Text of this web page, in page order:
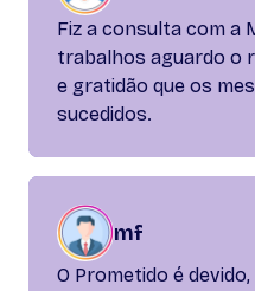
Fiz a consulta com a
trabalhos aguardo o
e gratidão que os
sucedidos.
mf
O Prometido é